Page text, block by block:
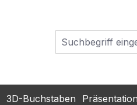
3D-Buchstaben